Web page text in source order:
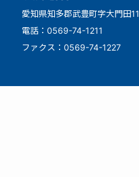
愛知県知多郡武豊町字大門田11
電話：0569-74-1211
ファクス：0569-74-1227